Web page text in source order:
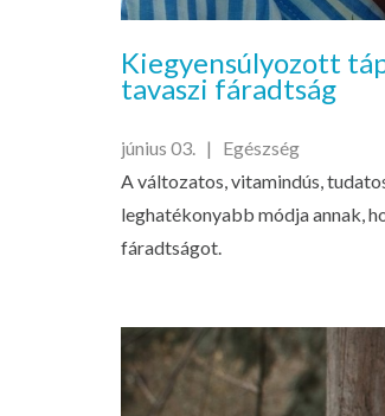
Kiegyensúlyozott
tavaszi fáradtság
június 03. | Egészség
A változatos, vitamindús,
leghatékonyabb módja annak,
fáradtságot.